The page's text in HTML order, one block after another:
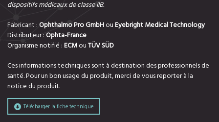
dispositifs médicaux de classe IIB.
Fabricant :Ophthalmo Pro GmbHouEyebright Medical Technology
Distributeur :Ophta-France
Organisme notifié :ECMouTÜV SÜD
Ces informations techniques sont à destination des professionnels de
santé. Pour un bon usage du produit, merci de vous reporter à la
notice du produit.
Télécharger la fiche technique